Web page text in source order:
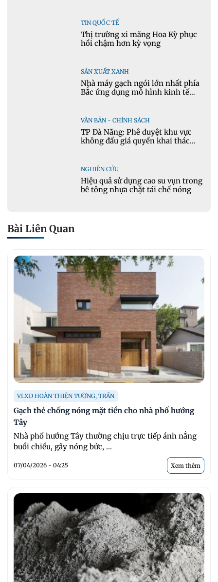
TIN QUỐC TẾ
Thị trường xi măng Hoa Kỳ phục
hồi chậm hơn kỳ vọng
SẢN XUẤT XANH
Nhà máy gạch ngói lớn nhất phía
Bắc ứng dụng mô hình kinh tế
VĂN BẢN - CHÍNH SÁCH
TP Đà Nẵng: Phê duyệt khu vực
không đấu giá quyền khai thác
NGHIÊN CỨU
Hiệu quả sử dụng cao su vụn trong
bê tông nhựa chặt tái chế nóng
Bài Liên Quan
VLXD HOÀN THIỆN TƯỜNG, TRẦN
Gạch thẻ chống nóng mặt tiền cho nhà phố hướng
Tây
Nhà phố hướng Tây thường chịu trực tiếp ánh nắng
buổi chiều, gây nóng bức, ...
07/04/2026 - 04:25 Xem thêm